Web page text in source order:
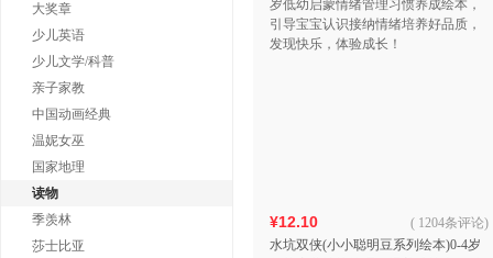
大奖章
少儿英语
少儿文学/科普
亲子家教
中国动画经典
温妮女巫
国家地理
读物
季羡林
莎士比亚
¥12.10
水坑双侠(小小聪明豆系列绘本)0-4岁
( 1204条评论)